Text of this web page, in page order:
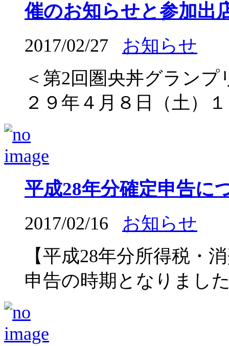
催のお知らせと参加出
2017/02/27
お知らせ
＜第2回圏央丼グラン
２９年４月８日（土）
平成28年分確定申告に
2017/02/16
お知らせ
【平成28年分所得税・
申告の時期となりまし